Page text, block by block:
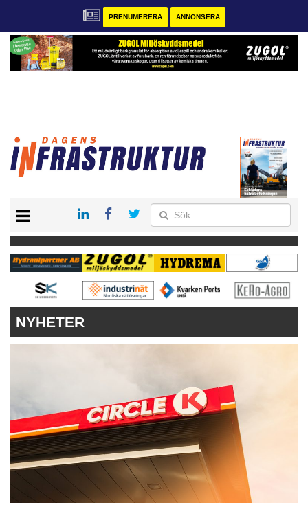
PRENUMERERA ANNONSERA
KONTAKT
VÅRA ANDRA MAGASIN
PRENUMERERA
ANNONSERA
NYHETER